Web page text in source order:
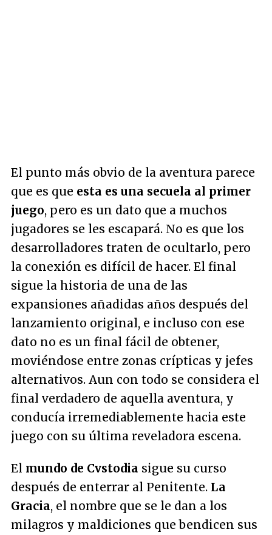
El punto más obvio de la aventura parece
que es que esta es una secuela al primer
juego, pero es un dato que a muchos
jugadores se les escapará. No es que los
desarrolladores traten de ocultarlo, pero
la conexión es difícil de hacer. El final
sigue la historia de una de las
expansiones añadidas años después del
lanzamiento original, e incluso con ese
dato no es un final fácil de obtener,
moviéndose entre zonas crípticas y jefes
alternativos. Aun con todo se considera el
final verdadero de aquella aventura, y
conducía irremediablemente hacia este
juego con su última reveladora escena.
El mundo de Cvstodia sigue su curso
después de enterrar al Penitente. La
Gracia, el nombre que se le dan a los
milagros y maldiciones que bendicen sus